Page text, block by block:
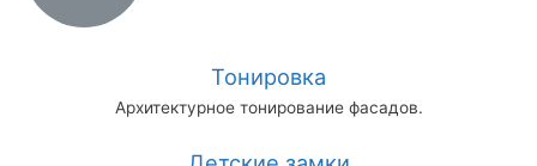
Тонировка
Архитектурное тонирование фасадов.